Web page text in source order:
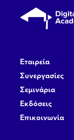
Εταιρεία
Συνεργασίες
Σεμινάρια
Εκδόσεις
Επικοινωνία